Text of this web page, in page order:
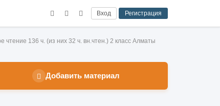
Вход Регистрация
чтение 136 ч. (из них 32 ч. вн.чтен.) 2 класс Алматы
Добавить материал